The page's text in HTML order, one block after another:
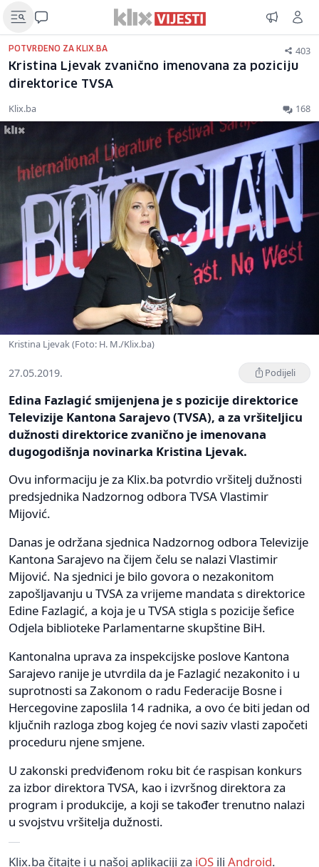
POTVRĐENO ZA KLIX.BA 403
Kristina Ljevak zvanično imenovana za poziciju
direktorice TVSA
Klix.ba 168
Kristina Ljevak (Foto: H. M./Klix.ba)
27.05.2019. Podijeli
Edina Fazlagić smijenjena je s pozicije direktorice
Televizije Kantona Sarajevo (TVSA), a za vršiteljicu
dužnosti direktorice zvanično je imenovana
dugogodišnja novinarka Kristina Ljevak.
Ovu informaciju je za Klix.ba potvrdio vršitelj dužnosti
predsjednika Nadzornog odbora TVSA Vlastimir
Mijović.
Danas je održana sjednica Nadzornog odbora Televizije
Kantona Sarajevo na čijem čelu se nalazi Vlastimir
Mijović. Na sjednici je bilo govora o nezakonitom
zapošljavanju u TVSA za vrijeme mandata s direktorice
Edine Fazlagić, a koja je u TVSA stigla s pozicije šefice
Odjela biblioteke Parlamentarne skupštine BiH.
Kantonalna uprava za inspekcijske poslove Kantona
Sarajevo ranije je utvrdila da je Fazlagić nezakonito i u
suprotnosti sa Zakonom o radu Federacije Bosne i
Hercegovine zaposlila 14 radnika, a ovo će biti jedan od
ključnih razloga zbog kojeg će novi saziv vlasti započeti
proceduru njene smjene.
U zakonski predviđenom roku bit će raspisan konkurs
za izbor direktora TVSA, kao i izvršnog direktora za
program i produkcije, a koji se također trenutno nalazi
u svojstvu vršitelja dužnosti.
Klix.ba čitajte i u našoj aplikaciji za iOS ili Android.